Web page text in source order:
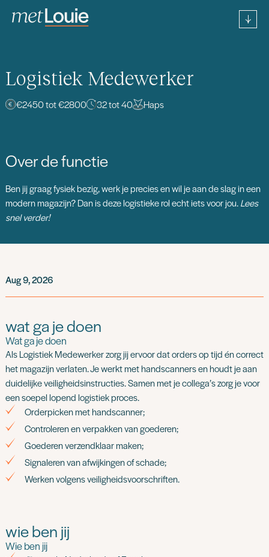
Logistiek Medewerker
€2450 tot €2800 32 tot 40 Haps
Over de functie
Ben jij graag fysiek bezig, werk je precies en wil je aan de slag in een
modern magazijn? Dan is deze logistieke rol echt iets voor jou.Lees
snel verder!
Aug 9, 2026
wat ga je doen
Wat ga je doen
Als Logistiek Medewerker zorg jij ervoor dat orders op tijd én correct
het magazijn verlaten. Je werkt met handscanners en houdt je aan
duidelijke veiligheidsinstructies. Samen met je collega’s zorg je voor
een soepel lopend logistiek proces.
Orderpicken met handscanner;
Controleren en verpakken van goederen;
Goederen verzendklaar maken;
Signaleren van afwijkingen of schade;
Werken volgens veiligheidsvoorschriften.
wie ben jij
Wie ben jij